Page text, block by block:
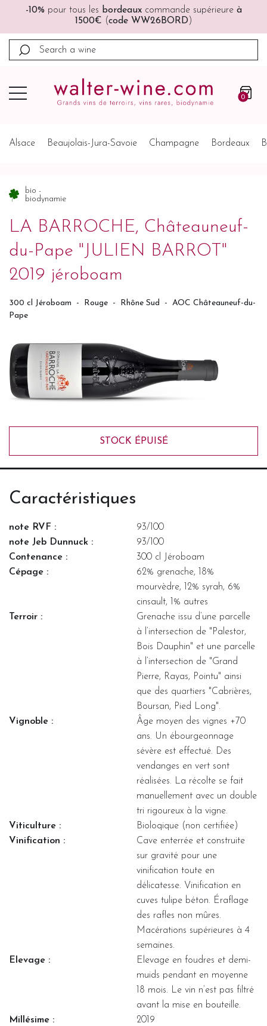
🚚🚚Port offertà partir de 200€ (France, Allemagne,
Belgique, Pays-Bas)
0
Alsace Beaujolais-Jura-Savoie Champagne Bordeaux
bio -
biodynamie
LA BARROCHE, Châteauneuf-
du-Pape "JULIEN BARROT"
2019 jéroboam
300 cl Jéroboam - Rouge - Rhône Sud - AOC Châteauneuf-du-
Pape
STOCK ÉPUISÉ
Caractéristiques
note RVF :
93/100
note Jeb Dunnuck :
93/100
Contenance :
300 cl Jéroboam
Cépage :
62% grenache, 18%
mourvèdre, 12% syrah, 6%
cinsault, 1% autres
Terroir :
Grenache issu d’une parcelle
à l’intersection de "Palestor,
Bois Dauphin" et une parcelle
à l’intersection de "Grand
Pierre, Rayas, Pointu" ainsi
que des quartiers "Cabrières,
Boursan, Pied Long".
Vignoble :
Âge moyen des vignes +70
ans. Un ébourgeonnage
sévère est effectué. Des
vendanges en vert sont
réalisées. La récolte se fait
manuellement avec un double
tri rigoureux à la vigne.
Viticulture :
Bioloqique (non certifiée)
Vinification :
Cave enterrée et construite
sur gravité pour une
vinification toute en
délicatesse. Vinification en
cuves tulipe béton. Éraflage
des rafles non mûres.
Macérations supérieures à 4
semaines.
Elevage :
Elevage en foudres et demi-
muids pendant en moyenne
18 mois. Le vin n’est pas filtré
avant la mise en bouteille.
Millésime :
2019